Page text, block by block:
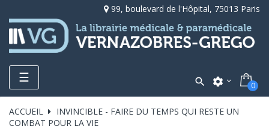
99, boulevard de l'Hôpital, 75013 Paris
Toggle
navigation
☰  settings 0
ACCUEIL
INVINCIBLE - FAIRE DU TEMPS QUI RESTE UN
COMBAT POUR LA VIE